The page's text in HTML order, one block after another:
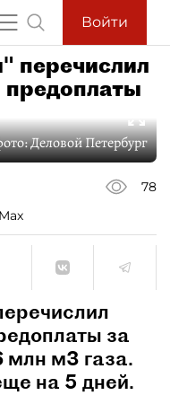
Войти
перечислил
Деловой Петербург
78
за
млн м3 газа.
на 5 дней.